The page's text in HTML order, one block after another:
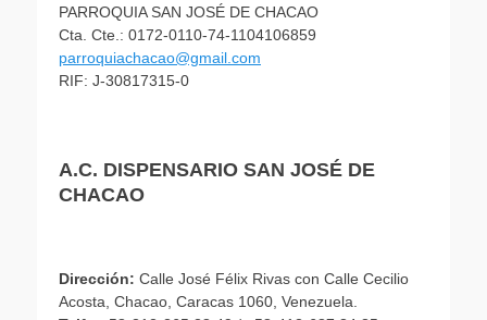
PARROQUIA SAN JOSÉ DE CHACAO
Cta. Cte.: 0172-0110-74-1104106859
parroquiachacao@gmail.com
RIF: J-30817315-0
A.C. DISPENSARIO SAN JOSÉ DE
CHACAO
Dirección: Calle José Félix Rivas con Calle Cecilio
Acosta, Chacao, Caracas 1060, Venezuela.